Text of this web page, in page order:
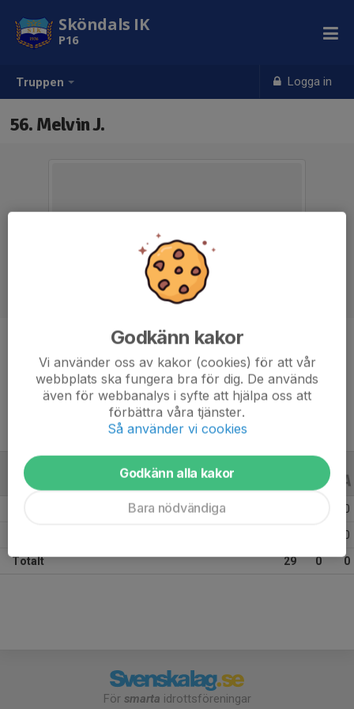
Truppen Logga in
Sköndals IK
P16
56. Melvin J.
Ålder
10 år
ALLA SERIER ALLA ÅR
0
0
Totalt 29 0 0
För smarta idrottsföreningar
Godkänn kakor
Vi använder oss av kakor (cookies) för att vår
webbplats ska fungera bra för dig. De används
även för webbanalys i syfte att hjälpa oss att
förbättra våra tjänster.
Så använder vi cookies
Godkänn alla kakor
Bara nödvändiga